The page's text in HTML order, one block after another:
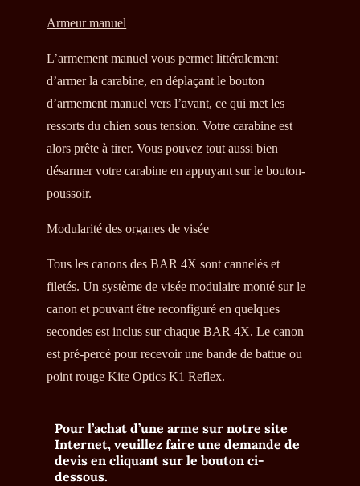
Armeur manuel
L’armement manuel vous permet littéralement
d’armer la carabine, en déplaçant le bouton
d’armement manuel vers l’avant, ce qui met les
ressorts du chien sous tension. Votre carabine est
alors prête à tirer. Vous pouvez tout aussi bien
désarmer votre carabine en appuyant sur le bouton-
poussoir.
Modularité des organes de visée
Tous les canons des BAR 4X sont cannelés et
filetés. Un système de visée modulaire monté sur le
canon et pouvant être reconfiguré en quelques
secondes est inclus sur chaque BAR 4X. Le canon
est pré-percé pour recevoir une bande de battue ou
point rouge Kite Optics K1 Reflex.
Pour l’achat d’une arme sur notre site
Internet, veuillez faire une demande de
devis en cliquant sur le bouton ci-
dessous.